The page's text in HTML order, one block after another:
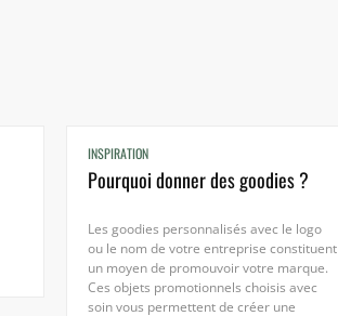
INSPIRATION
Pourquoi donner des goodies ?
Les goodies personnalisés avec le logo
ou le nom de votre entreprise constituent
un moyen de promouvoir votre marque.
Ces objets promotionnels choisis avec
soin vous permettent de créer une